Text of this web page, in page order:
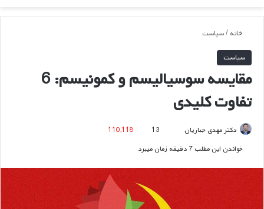
خانه /سیاست
سیاست
مقایسه سوسیالیسم و کمونیسم: 6
تفاوت کلیدی
دکتر مهدی جباریان
ارسال13
110,118
خواندن این مطلب 7 دقیقه زمان میبرد